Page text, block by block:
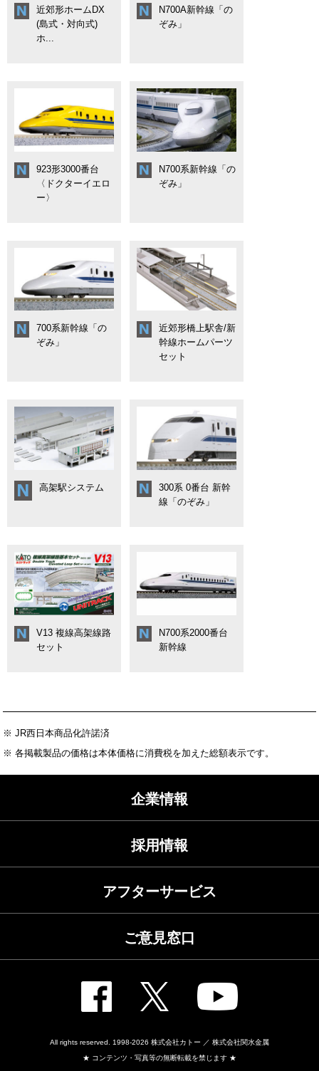
近郊形ホームDX
(島式・対向式)
ホ...
N700A新幹線「の
ぞみ」
923形3000番台
〈ドクターイエロ
ー〉
N700系新幹線「の
ぞみ」
700系新幹線「の
ぞみ」
近郊形橋上駅舎/新
幹線ホームパーツ
セット
高架駅システム
300系 0番台 新幹
線「のぞみ」
V13 複線高架線路
セット
N700系2000番台
新幹線
※ JR西日本商品化許諾済
※ 各掲載製品の価格は本体価格に消費税を加えた総額表示です。
企業情報
採用情報
アフターサービス
ご意見窓口
All rights reserved. 1998-2026 株式会社カトー ／ 株式会社関水金属
★ コンテンツ・写真等の無断転載を禁じます ★